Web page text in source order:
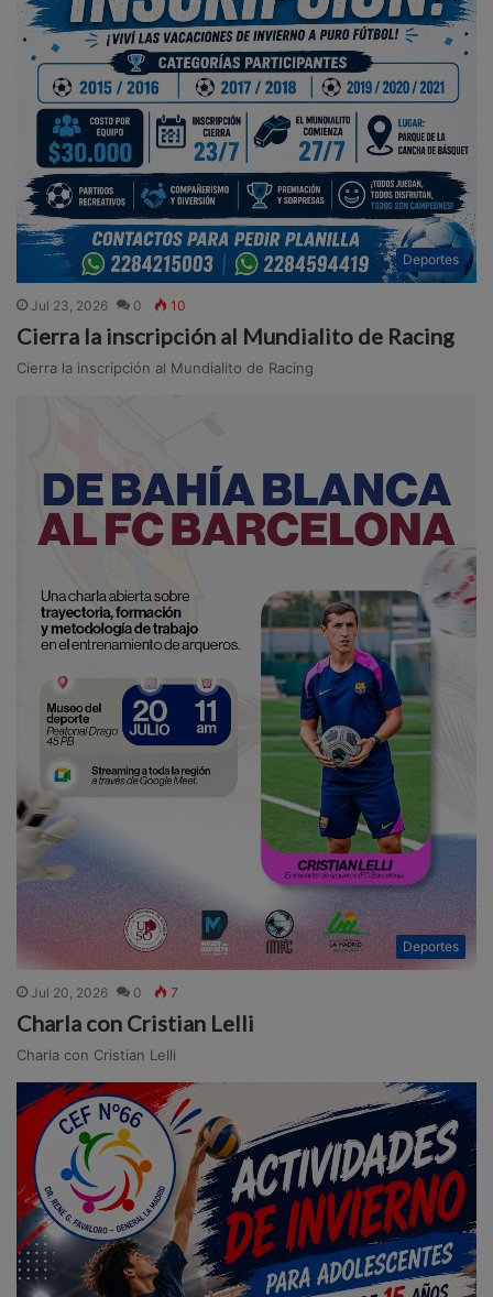
Deportes
Jul 23, 2026 0 10
Cierra la inscripción al Mundialito de Racing
Cierra la inscripción al Mundialito de Racing
Deportes
Jul 20, 2026 0 7
Charla con Cristian Lelli
Charla con Cristian Lelli